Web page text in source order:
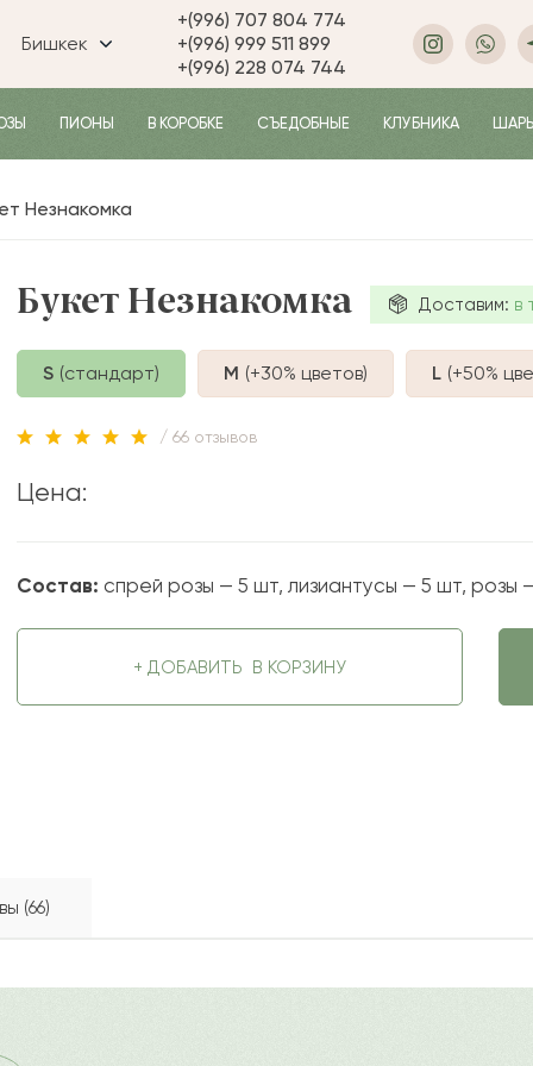
Бишкек
+(996) 707 804 774
+(996) 999 511 899
+(996) 228 074 744
ПИОНЫ В КОРОБКЕ СЪЕДОБНЫЕ КЛУБНИКА
Незнакомка
Букет Незнакомка Доставим: в
S (стандарт) M (+30% цветов) L (+50%
/ 66 отзывов
Цена:
Состав: спрей розы — 5 шт, лизиантусы — 5 шт, розы
+ ДОБАВИТЬ В КОРЗИНУ
(66)
розочек. Композиция дополнена эвкалиптом и